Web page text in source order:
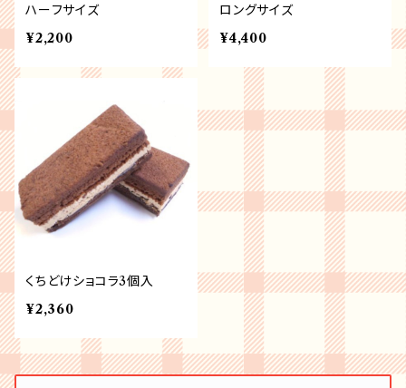
ハーフサイズ
¥2,200
ロングサイズ
¥4,400
くちどけショコラ3個入
¥2,360